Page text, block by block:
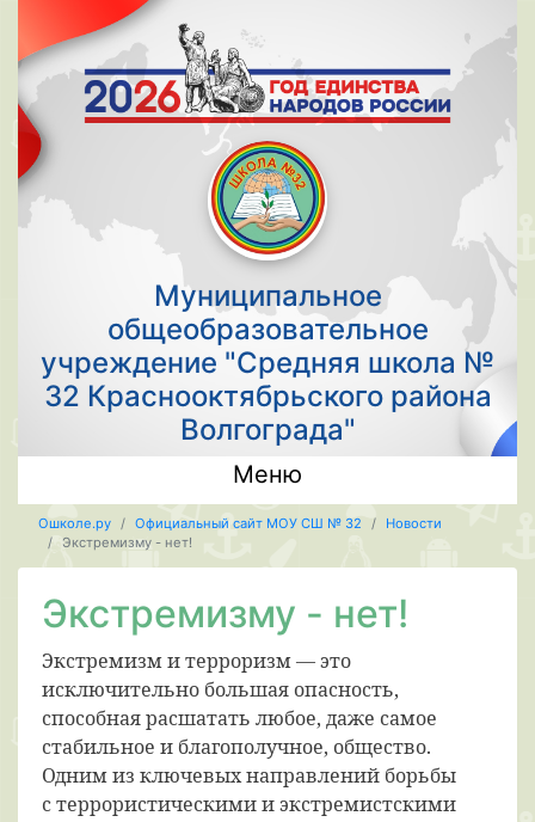
Муниципальное
общеобразовательное
учреждение "Средняя школа №
32 Краснооктябрьского района
Волгограда"
Меню
Ошколе.ру Официальный сайт МОУ СШ № 32
Новости
Экстремизму - нет!
Экстремизму - нет!
Экстремизм и терроризм — это
исключительно большая опасность,
способная расшатать любое, даже самое
стабильное и благополучное, общество.
Одним из ключевых направлений борьбы
с террористическими и экстремистскими